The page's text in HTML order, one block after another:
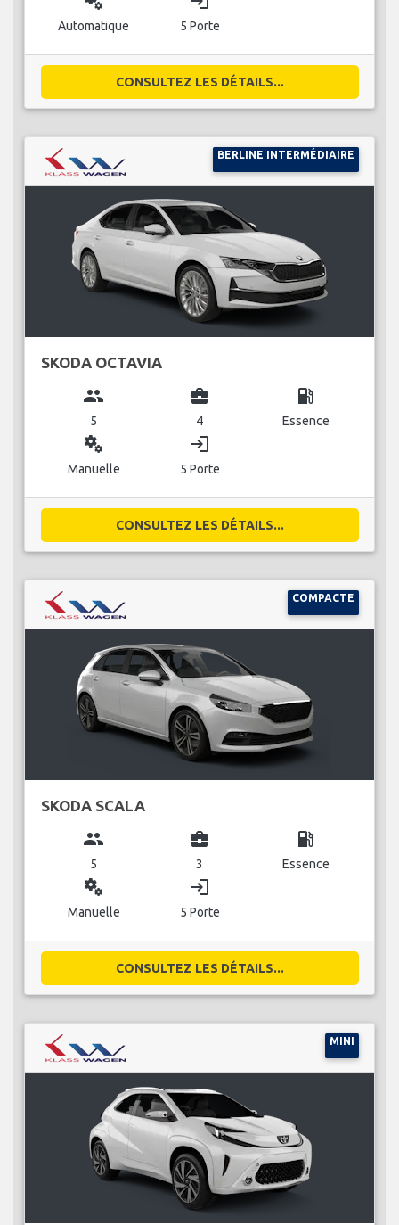
Automatique 5 Porte
CONSULTEZ LES DÉTAILS...
BERLINE INTERMÉDIAIRE
SKODA OCTAVIA
group
5
business_center
4
local_gas_station
Essence
miscellaneous_services
Manuelle
login
5 Porte
CONSULTEZ LES DÉTAILS...
COMPACTE
SKODA SCALA
group
5
business_center
3
local_gas_station
Essence
miscellaneous_services
Manuelle
login
5 Porte
CONSULTEZ LES DÉTAILS...
MINI